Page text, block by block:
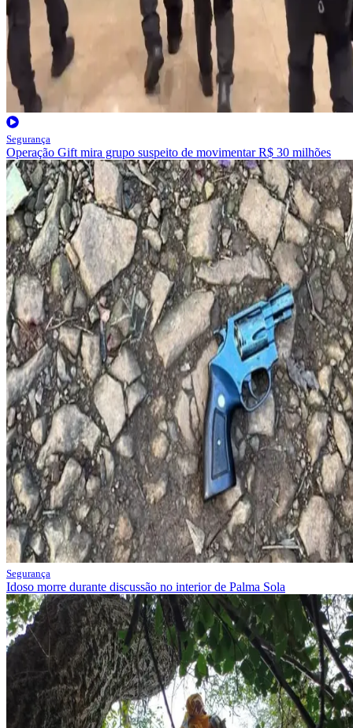
Segurança
Operação Gift mira grupo suspeito de movimentar R$ 30 milhões
Segurança
Idoso morre durante discussão no interior de Palma Sola